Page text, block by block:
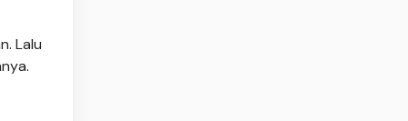
Lalu